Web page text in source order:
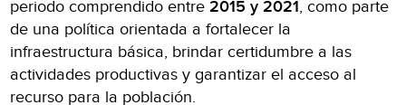
periodo comprendido entre2015 y 2021, como parte
de una política orientada a fortalecer la
infraestructura básica, brindar certidumbre a las
actividades productivas y garantizar el acceso al
recurso para la población.